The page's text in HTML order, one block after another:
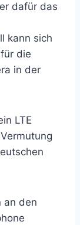
dafür das
kann sich
die
in der
LTE
an den